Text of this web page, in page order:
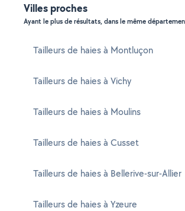
Villes proches
Ayant le plus de résultats, dans le même
Tailleurs de haies à Montluçon
Tailleurs de haies à Vichy
Tailleurs de haies à Moulins
Tailleurs de haies à Cusset
Tailleurs de haies à Bellerive-sur-Allier
Tailleurs de haies à Yzeure